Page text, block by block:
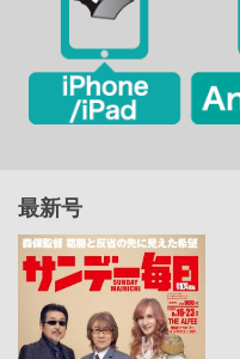
最新号